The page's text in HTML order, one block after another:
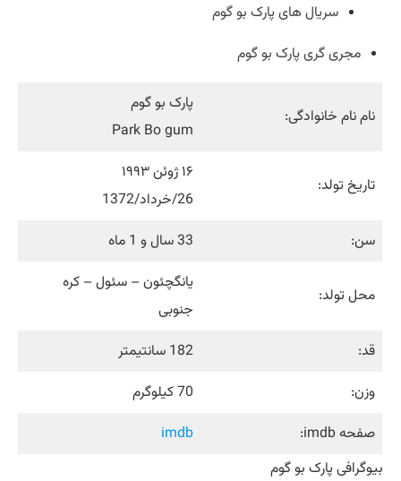
سریال‌ های پارک بو گوم
مجری گری پارک بو گوم
نام نام خانوادگی:
پارک بو گوم
Park Bo gum
تاریخ تولد:
۱۶ ژوئن ۱۹۹۳
26/خرداد/1372
سن:
33 سال و 1 ماه
محل تولد:
یانگچئون – سئول – کره
جنوبی
قد:
182 سانتیمتر
وزن:
70 کیلوگرم
صفحه imdb:
imdb
بیوگرافی پارک بو گوم